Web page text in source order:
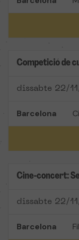
Competició de
dissabte 22/
Barcelona
Cine-concert:
dissabte 22/
Barcelona